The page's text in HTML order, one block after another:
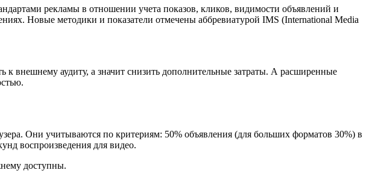
рекламы в отношении учета показов, кликов, видимости объявлений и
Новые методики и показатели отмечены аббревиатурой IMS (International Media
к внешнему аудиту, а значит снизить дополнительные затраты. А расширенные
Они учитываются по критериям: 50% объявления (для больших форматов 30%) в
воспроизведения для видео.
доступны.